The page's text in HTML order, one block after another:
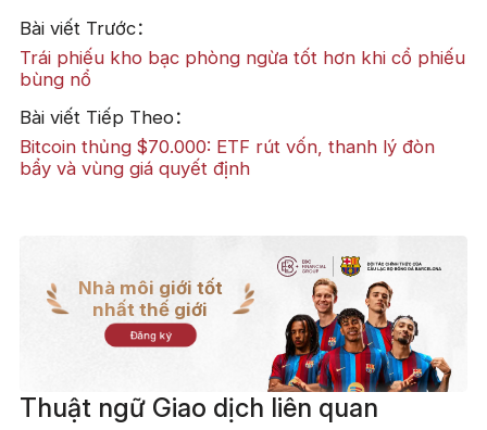
Bài viết Trước：
Trái phiếu kho bạc phòng ngừa tốt hơn khi cổ phiếu
bùng nổ
Bài viết Tiếp Theo：
Bitcoin thủng $70.000: ETF rút vốn, thanh lý đòn
bẩy và vùng giá quyết định
Nhà môi giới tốt
nhất thế giới
Đăng ký
Thuật ngữ Giao dịch liên quan